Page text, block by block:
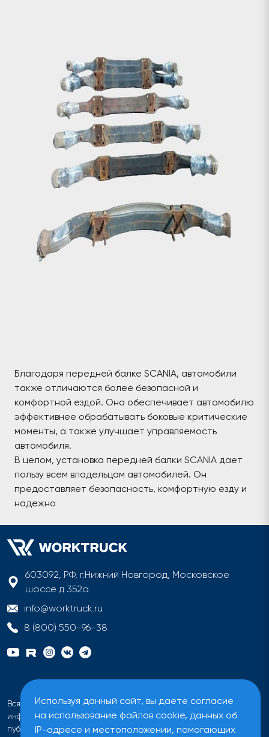
Используя данный сайт, вы даете согласие
на использование файлов cookie, данных об
IP-адресе и местоположении, помогающих
Благодаря передней балке SCANIA, автомобили
также отличаются более безопасной и
комфортной ездой. Она обеспечивает автомобилю
эффективнее обрабатывать боковые критические
моменты, а также улучшает управляемость
автомобиля.
В целом, установка передней балки SCANIA дает
пользу всем владельцам автомобилей. Он
предоставляет безопасность, комфортную езду и
надежно
603092, РФ, г.Нижний Новгород, Московское
шоссе д 352а
info@worktruck.ru
8 (800) 550-96-38
Вся информация на сайте имеет исключительно
информационный характер и не может быть определена как
публичная оферта ни при каких обстоятельствах.